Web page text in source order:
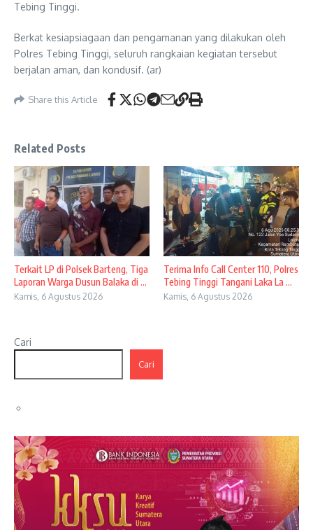
Tebing Tinggi.
Berkat kesiapsiagaan dan pengamanan yang dilakukan oleh
Polres Tebing Tinggi, seluruh rangkaian kegiatan tersebut
berjalan aman, dan kondusif. (ar)
Share this Article
Related Posts
Terkait LP di Polsek Barteng, Tiga
Laporan Warga Dusun Balaka di ...
Kamis, 6 Agustus 2026
Terima Info Call Center 110, Polres
Tebing Tinggi Tangani Laka La ...
Kamis, 6 Agustus 2026
Cari
Cari